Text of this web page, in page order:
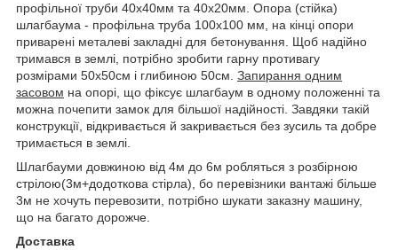
профільної труби 40х40мм та 40х20мм. Опора (стійка)
шлагбаума - профільна труба 100х100 мм, на кінці опори
приварені металеві закладні для бетонування. Щоб надійно
тримався в землі, потрібно зробити гарну противагу
розмірами 50х50см і глибиною 50см. Запирання одним
засовом на опорі, що фіксує шлагбаум в одному положенні та
можна почепити замок для більшої надійності. Завдяки такій
конструкції, відкривається й закривається без зусиль та добре
тримається в землі.
Шлагбауми довжиною від 4м до 6м робляться з розбірною
стрілою(3м+додоткова стірла), бо перевізники вантажі більше
3м не хочуть перевозити, потрібно шукати заказну машину,
що на багато дорожче.
Доставка